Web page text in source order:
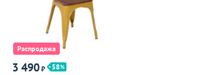
Распродажа
3 490₽
58